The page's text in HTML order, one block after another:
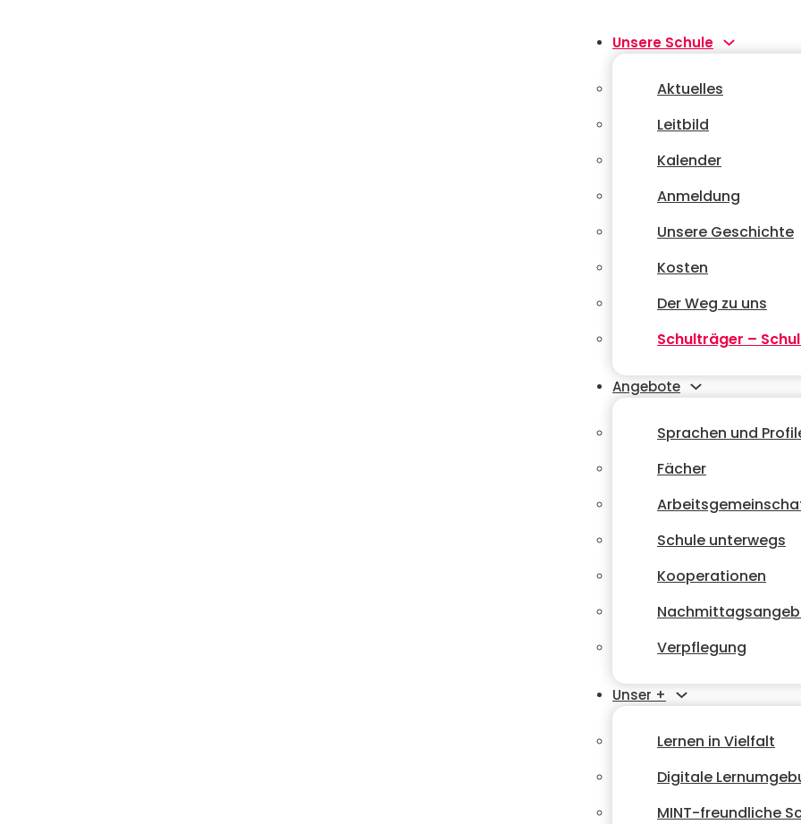
Unsere Schule
Aktuelles
Leitbild
Kalender
Anmeldung
Unsere Geschichte
Kosten
Der Weg zu uns
Schulträger –
Angebote
Sprachen und
Fächer
Schule unterwegs
Kooperationen
Verpflegung
Unser +
Lernen in Vielfalt
Digitale
MINT-freundliche